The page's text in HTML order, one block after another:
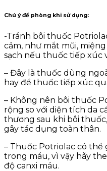
Chú ý đề phòng khi sử dụng:
-Tránh bôi thuốc
cảm, như mắt mũi,
sạch nếu thuốc tiếp xúc
– Đây là thuốc dùng
hay để thuốc tiếp xúc
– Không nên bôi thuốc
rộng so với diện tích da
thương sau khi bôi
gây tác dụng toàn thân.
– Thuốc Potriolac có thể
trong máu, vì vậy hãy
độ canxi máu.